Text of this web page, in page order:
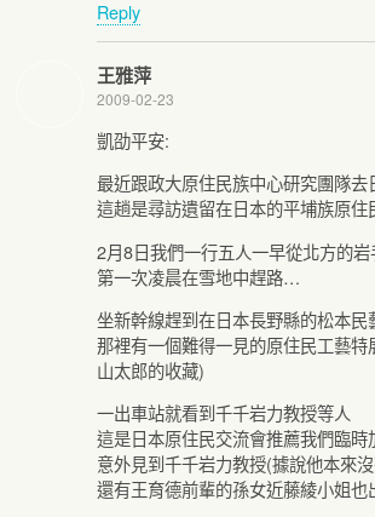
Reply
王雅萍
2009-02-23
凱劭平安:
最近跟政大原住民族中心研究團隊去
這趟是尋訪遺留在日本的平埔族原住
2月8日我們一行五人一早從北方的
第一次凌晨在雪地中趕路…
坐新幹線趕到在日本長野縣的松本民
那裡有一個難得一見的原住民工藝
山太郎的收藏)
一出車站就看到千千岩力教授等人
這是日本原住民交流會推薦我們臨時
意外見到千千岩力教授(據說他本來
還有王育德前輩的孫女近藤綾小姐也